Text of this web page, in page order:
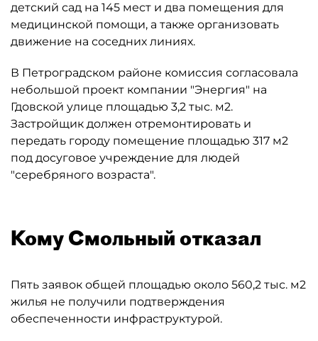
детский сад на 145 мест и два помещения для
медицинской помощи, а также организовать
движение на соседних линиях.
В Петроградском районе комиссия согласовала
небольшой проект компании "Энергия" на
Гдовской улице площадью 3,2 тыс. м2.
Застройщик должен отремонтировать и
передать городу помещение площадью 317 м2
под досуговое учреждение для людей
"серебряного возраста".
Кому Смольный отказал
Пять заявок общей площадью около 560,2 тыс. м2
жилья не получили подтверждения
обеспеченности инфраструктурой.